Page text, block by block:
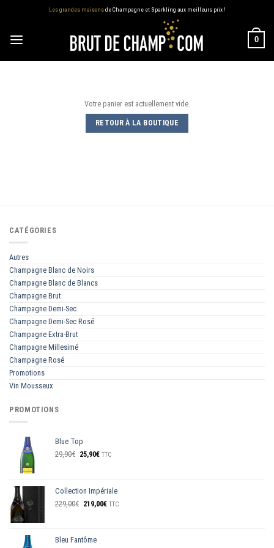
Les grandes maisonsde Champagne et Sparkling aux meilleurs prix !
0
Votre panier est actuellement vide.
RETOUR À LA BOUTIQUE
CATÉGORIES
Autres
Champagne Blanc de Noirs
Champagne Blanc de Blancs
Champagne Brut
Champagne Demi-Sec
Champagne Demi-Sec Rosé
Champagne Extra-Brut
Champagne Millesimé
Champagne Rosé
Promotions
Vin Mousseux
PROMOTIONS
Blue Top
29,90€ Le
29,90€.
25,90€Le
25,90€.
TTC
Collection Impériale
229,00€ Le
229,00€.
219,00€LeTTC
Bleu Fantôme